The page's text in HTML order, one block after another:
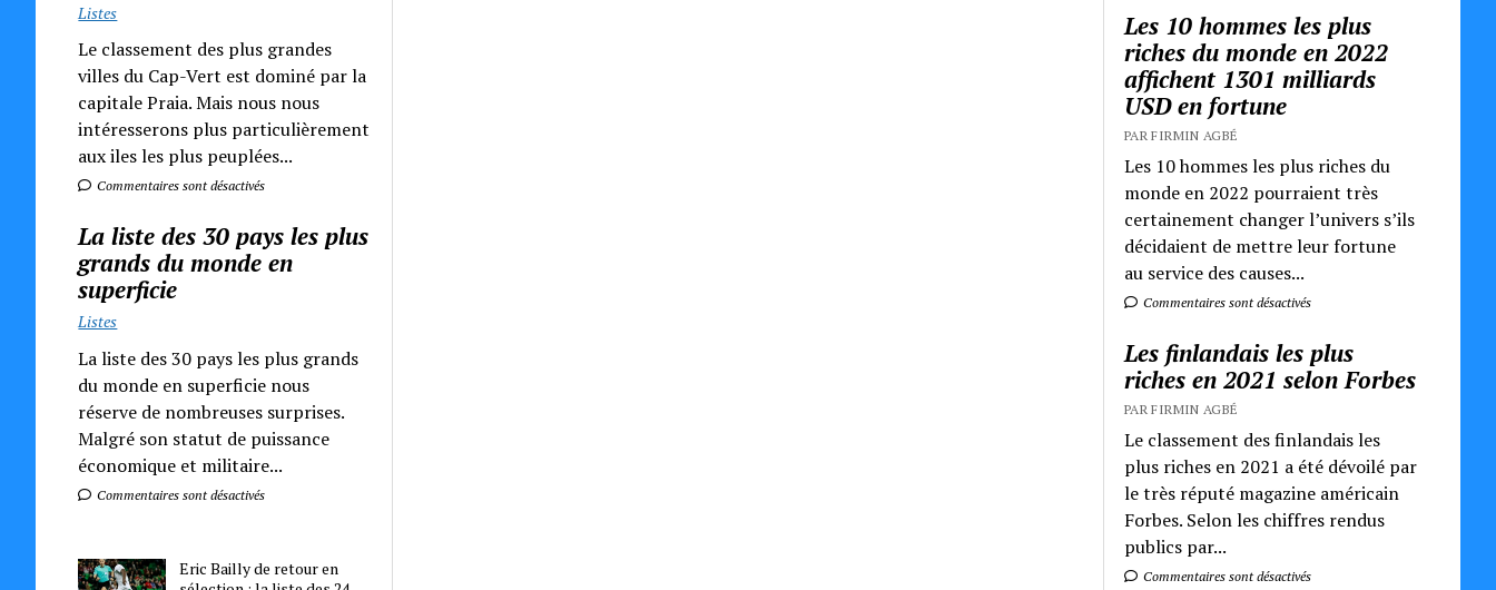
Listes
Le classement des plus grandes
villes du Cap-Vert est dominé par la
capitale Praia. Mais nous nous
intéresserons plus particulièrement
aux iles les plus peuplées...
Commentaires sont désactivés
La liste des 30 pays les plus
grands du monde en
superficie
Listes
La liste des 30 pays les plus grands
du monde en superficie nous
réserve de nombreuses surprises.
Malgré son statut de puissance
économique et militaire...
Commentaires sont désactivés
Eric Bailly de retour en
Les 10 hommes les plus
riches du monde en 2022
affichent 1301 milliards
USD en fortune
PAR FIRMIN AGBÉ
Les 10 hommes les plus riches du
monde en 2022 pourraient très
certainement changer l’univers s’ils
décidaient de mettre leur fortune
au service des causes...
Commentaires sont désactivés
Les finlandais les plus
riches en 2021 selon Forbes
PAR FIRMIN AGBÉ
Le classement des finlandais les
plus riches en 2021 a été dévoilé par
le très réputé magazine américain
Forbes. Selon les chiffres rendus
publics par...
Commentaires sont désactivés